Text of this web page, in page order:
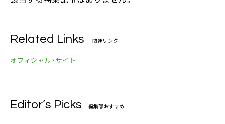
Related Links 関連リンク
オフィシャル・サイト
Editor’s Picks 編集部おすすめ